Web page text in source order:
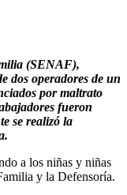
(SENAF),
dos operadores de un
por maltrato
fueron
se realizó la
a los niñas y niñas
y la Defensoría.